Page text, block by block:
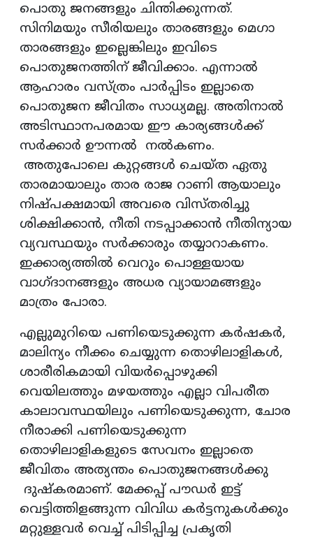
പൊതു ജനങ്ങളും ചിന്തിക്കുന്നത്.
സിനിമയും സീരിയലും താരങ്ങളും മെഗാ
താരങ്ങളും ഇല്ലെങ്കിലും ഇവിടെ
പൊതുജനത്തിന് ജീവിക്കാം. എന്നാൽ
ആഹാരം വസ്ത്രം പാർപ്പിടം ഇല്ലാതെ
പൊതുജന ജീവിതം സാധ്യമല്ല. അതിനാൽ
അടിസ്ഥാനപരമായ ഈ കാര്യങ്ങൾക്ക്
സർക്കാർ ഊന്നൽ നൽകണം.
അതുപോലെ കുറ്റങ്ങൾ ചെയ്ത ഏതു
താരമായാലും താര രാജ റാണി ആയാലും
നിഷ്പക്ഷമായി അവരെ വിസ്തരിച്ചു
ശിക്ഷിക്കാൻ, നീതി നടപ്പാക്കാൻ നീതിന്യായ
വ്യവസ്ഥയും സർക്കാരും തയ്യാറാകണം.
ഇക്കാര്യത്തിൽ വെറും പൊള്ളയായ
വാഗ്ദാനങ്ങളും അധര വ്യായാമങ്ങളും
മാത്രം പോരാ.
എല്ലുമുറിയെ പണിയെടുക്കുന്ന കർഷകർ,
മാലിന്യം നീക്കം ചെയ്യുന്ന തൊഴിലാളികൾ,
ശാരീരികമായി വിയർപ്പൊഴുക്കി
വെയിലത്തും മഴയത്തും എല്ലാ വിപരീത
കാലാവസ്ഥയിലും പണിയെടുക്കുന്ന, ചോര
നീരാക്കി പണിയെടുക്കുന്ന
തൊഴിലാളികളുടെ സേവനം ഇല്ലാതെ
ജീവിതം അത്യന്തം പൊതുജനങ്ങൾക്കു
ദുഷ്കരമാണ്. മേക്കപ്പ് പൗഡർ ഇട്ട്
വെട്ടിത്തിളങ്ങുന്ന വിവിധ കർട്ടനുകൾക്കും
മറ്റുള്ളവർ വെച്ച് പിടിപ്പിച്ച പ്രകൃതി